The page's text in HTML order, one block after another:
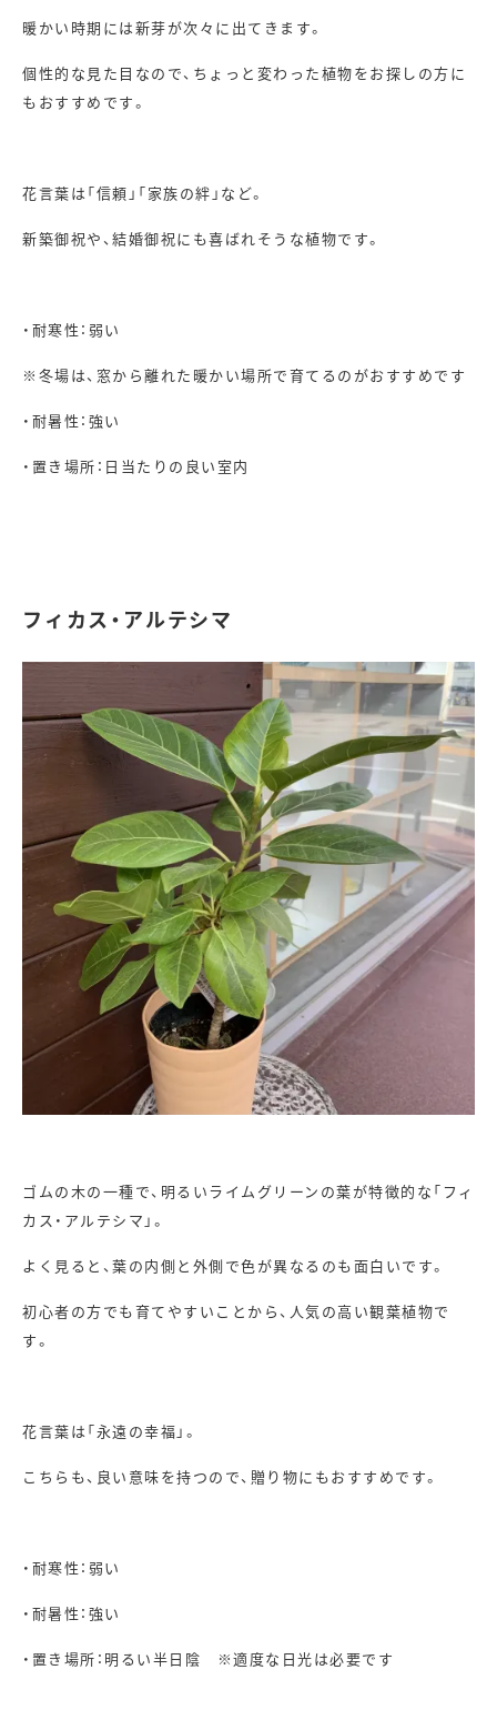
暖かい時期には新芽が次々に出てきます。
個性的な見た目なので、ちょっと変わった植物をお探しの方に
もおすすめです。
花言葉は「信頼」「家族の絆」など。
新築御祝や、結婚御祝にも喜ばれそうな植物です。
・耐寒性：弱い
※冬場は、窓から離れた暖かい場所で育てるのがおすすめです
・耐暑性：強い
・置き場所：日当たりの良い室内
フィカス・アルテシマ
ゴムの木の一種で、明るいライムグリーンの葉が特徴的な「フィ
カス・アルテシマ」。
よく見ると、葉の内側と外側で色が異なるのも面白いです。
初心者の方でも育てやすいことから、人気の高い観葉植物で
す。
花言葉は「永遠の幸福」。
こちらも、良い意味を持つので、贈り物にもおすすめです。
・耐寒性：弱い
・耐暑性：強い
・置き場所：明るい半日陰 ※適度な日光は必要です